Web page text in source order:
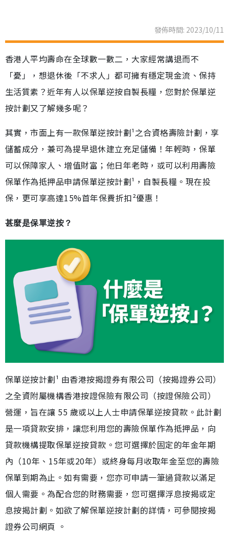
發佈時間: 2023/10/11
香港人平均壽命在全球數一數二，大家經常講退而不
「憂」，想退休後「不求人」都可擁有穩定現金流、保持
生活質素？近年有人以保單逆按自製長糧，您對於保單逆
按計劃又了解幾多呢？
其實，市面上有一款保單逆按計劃¹之合資格壽險計劃，享
儲蓄成分，兼可為提早退休建立充足儲備！年輕時，保單
可以保障家人、增值財富；他日年老時，或可以利用壽險
保單作為抵押品申請保單逆按計劃¹，自製長糧。現在投
保，更可享高達15%首年保費折扣²優惠！
甚麼是保單逆按？
保單逆按計劃¹ 由香港按揭證券有限公司（按揭證券公司）
之全資附屬機構香港按證保險有限公司（按證保險公司）
營運，旨在讓 55 歲或以上人士申請保單逆按貸款。此計劃
是一項貸款安排，讓您利用您的壽險保單作為抵押品，向
貸款機構提取保單逆按貸款。您可選擇於固定的年金年期
內（10年、15年或20年）或終身每月收取年金至您的壽險
保單到期為止。如有需要，您亦可申請一筆過貸款以滿足
個人需要。為配合您的財務需要，您可選擇浮息按揭或定
息按揭計劃。如欲了解保單逆按計劃的詳情，可參閱按揭
證券公司網頁 。